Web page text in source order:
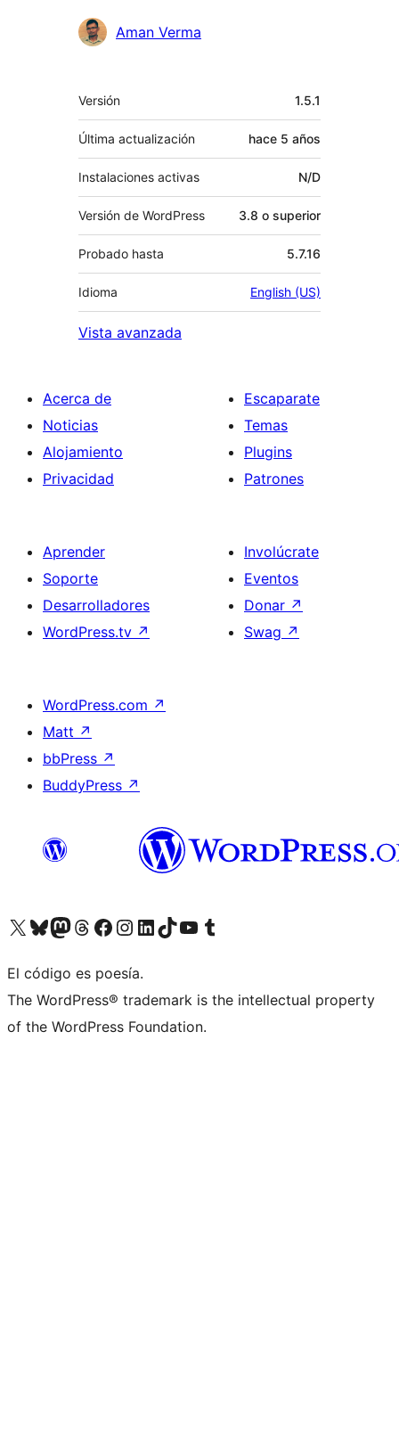
Colaboradores
Aman Verma
Meta
Versión 1.5.1
Última actualización hace 5 años
Instalaciones activas N/D
Versión de WordPress 3.8 o superior
Probado hasta 5.7.16
Idioma English (US)
Vista avanzada
Acerca de
Noticias
Alojamiento
Privacidad
Escaparate
Temas
Plugins
Patrones
Aprender
Soporte
Desarrolladores
WordPress.tv ↗
Involúcrate
Eventos
Donar ↗
Swag ↗
WordPress.com ↗
Matt ↗
bbPress ↗
BuddyPress ↗
Visita nuestra cuenta de X (anteriormente Twitter)
Visita nuestra cuenta de Bluesky
Visita nuestra cuenta de Mastodon
Visita nuestra cuenta de Threads
Visita nuestra página de Facebook
Visita nuestra cuenta de Instagram
Visita nuestra cuenta de LinkedIn
Visita nuestra cuenta de TikTok
Visita nuestro canal de YouTube
Visita nuestra cuenta de Tumblr
El código es poesía.
The WordPress® trademark is the intellectual property
of the WordPress Foundation.